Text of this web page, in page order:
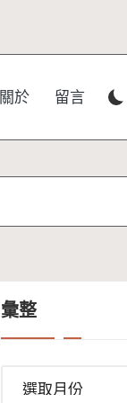
關於 留言
彙整